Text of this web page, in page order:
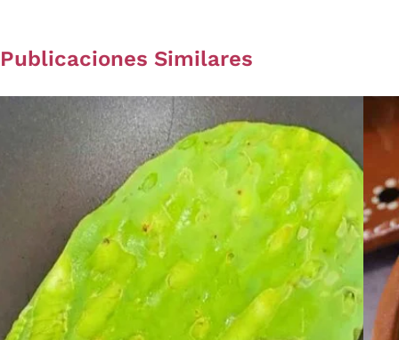
Publicaciones Similares